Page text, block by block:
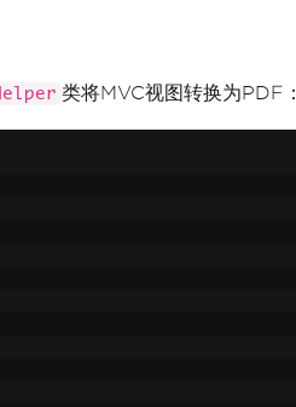
类将MVC视图转换为PDF：